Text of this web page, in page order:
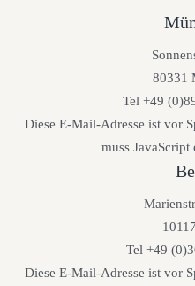
80331
Tel +49
Diese E-Mail-Adresse ist vor
muss JavaScript
Tel +49
Diese E-Mail-Adresse ist vor